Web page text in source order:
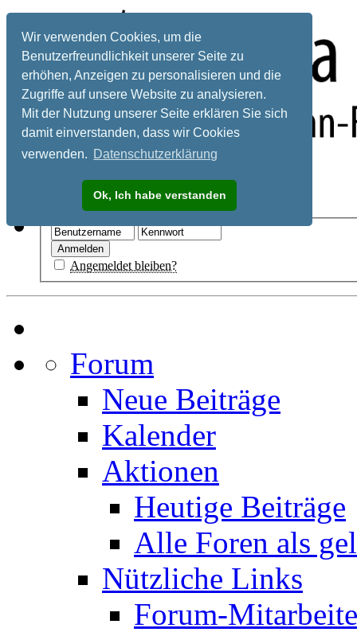
Wir verwenden Cookies, um die
Benutzerfreundlichkeit unserer Seite zu
erhöhen, Anzeigen zu personalisieren und die
Zugriffe auf unsere Website zu analysieren.
Mit der Nutzung unserer Seite erklären Sie sich
damit einverstanden, dass wir Cookies
verwenden. Datenschutzerklärung
Ok, Ich habe verstanden
Registrieren
Angemeldet bleiben?
Forum
Neue Beiträge
Kalender
Aktionen
Heutige Beiträge
Alle Foren als
Nützliche Links
Forum-